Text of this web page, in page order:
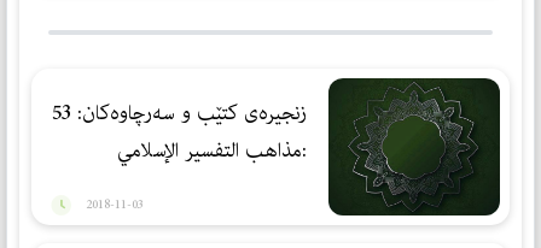
زنجیرەی کتێب و سەرچاوەکان: 53
:مذاهب التفسیر الإسلامي
2018-11-03